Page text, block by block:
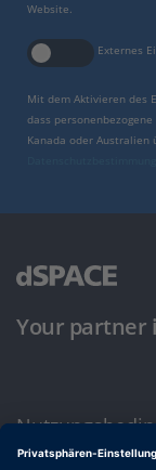
Website.
Externes
Mit dem Aktivieren des
dass
Kanada oder
Your partner